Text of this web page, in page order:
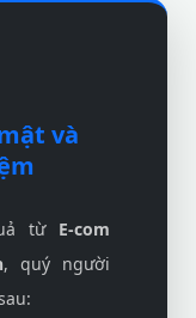
và
từ E-com
, quý người